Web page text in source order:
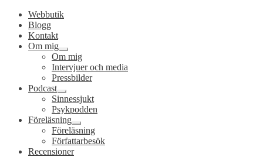
Webbutik
Blogg
Kontakt
Om mig
Expandera
undermeny
Om mig
Intervjuer och media
Pressbilder
Podcast
Expandera
undermeny
Sinnessjukt
Psykpodden
Föreläsning
Expandera
undermeny
Föreläsning
Författarbesök
Recensioner